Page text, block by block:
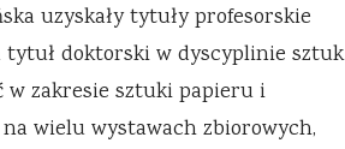
uzyskały tytuły profesorskie
doktorski w dyscyplinie sztuk
w zakresie sztuki papieru i
wielu wystawach zbiorowych,